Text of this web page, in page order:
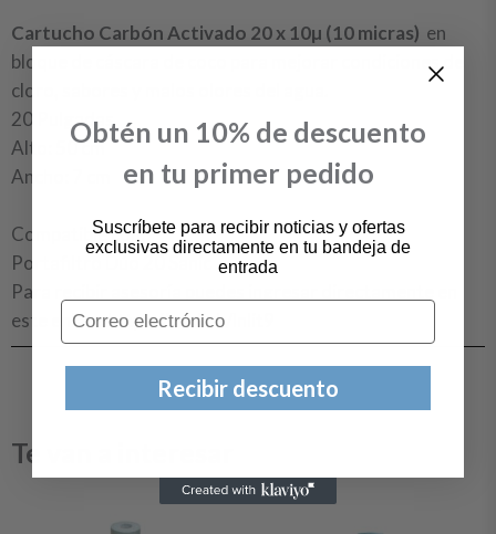
Cartucho Carbón Activado 20 x 10µ (10 micras) en
bloque de cáscara de coco para mejorar condiciones de
cloro, sabores y malos olores del agua.
20 Pulgadas
Alto: 50 cm
Ancho: 7 cm
Compatible con:
Portafiltro Dúo 20 Sanic
Para recibir asesoría puedes ingresar directamente en
este enlacehttps://wa.link/lnlit9
Te van a interesar
Obtén un 10% de descuento
en tu primer pedido
Suscríbete para recibir noticias y ofertas
exclusivas directamente en tu bandeja de
entrada
Correo electrónico
Recibir descuento